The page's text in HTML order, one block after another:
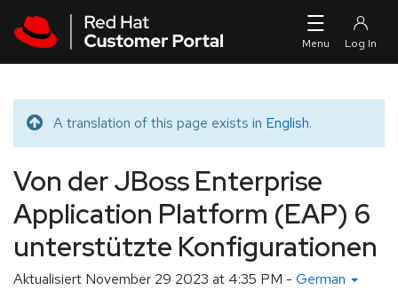
Translated message
A translation of this page exists in English.
Von der JBoss Enterprise
Application Platform (EAP) 6
unterstützte Konfigurationen
Aktualisiert November 29 2023 at 4:35 PM - German